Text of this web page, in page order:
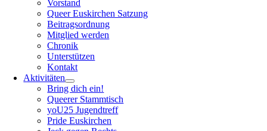
Vorstand
Queer Euskirchen Satzung
Beitragsordnung
Mitglied werden
Chronik
Unterstützen
Kontakt
Aktivitäten
Bring dich ein!
Queerer Stammtisch
yoU25 Jugendtreff
Pride Euskirchen